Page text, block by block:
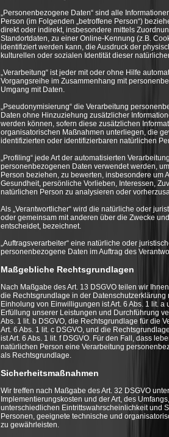
„Personenbezogene Daten“ sind alle
Person (im Folgenden „betroffene Person“)
direkt oder indirekt, insbesondere mittels
Standortdaten, zu einer Online-Kennung (z.B.
identifiziert werden kann, die Ausdruck der
kulturellen oder sozialen Identität dieser
„Verarbeitung“ ist jeder mit oder ohne Hilfe
Vorgangsreihe im Zusammenhang mit
Umgang mit Daten.
„Pseudonymisierung“ die Verarbeitung
Daten ohne Hinzuziehung zusätzlicher
werden können, sofern diese zusätzlichen
organisatorischen Maßnahmen unterliegen, die
identifizierten oder identifizierbaren natürlichen
„Profiling“ jede Art der automatisierten
personenbezogenen Daten verwendet werden,
Person beziehen, zu bewerten, insbesondere um
Gesundheit, persönliche Vorlieben, Interessen,
natürlichen Person zu analysieren oder
Als „Verantwortlicher“ wird die natürliche oder
oder gemeinsam mit anderen über die Zwecke
entscheidet, bezeichnet.
„Auftragsverarbeiter“ eine natürliche oder
personenbezogene Daten im Auftrag des
Maßgebliche Rechtsgrundlagen
Nach Maßgabe des Art. 13 DSGVO teilen wir
die Rechtsgrundlage in der
Einholung von Einwilligungen ist Art. 6 Abs. 1 lit.
Erfüllung unserer Leistungen und Durchführung
Abs. 1 lit. b DSGVO, die Rechtsgrundlage für die
Art. 6 Abs. 1 lit. c DSGVO, und die
ist Art. 6 Abs. 1 lit. f DSGVO. Für den Fall, dass
natürlichen Person eine Verarbeitung
als Rechtsgrundlage.
Sicherheitsmaßnahmen
Wir treffen nach Maßgabe des Art. 32 DSGVO
Implementierungskosten und der Art, des
unterschiedlichen Eintrittswahrscheinlichkeit und
Personen, geeignete technische und
zu gewährleisten.